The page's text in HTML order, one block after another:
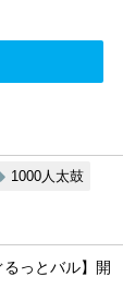
1000人太鼓
っとバル】開